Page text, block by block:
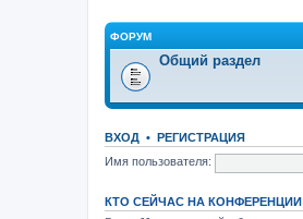
ФОРУМ
Общий раздел
ВХОД • РЕГИСТРАЦИЯ
Имя пользователя:
КТО СЕЙЧАС НА КОНФЕРЕНЦИИ